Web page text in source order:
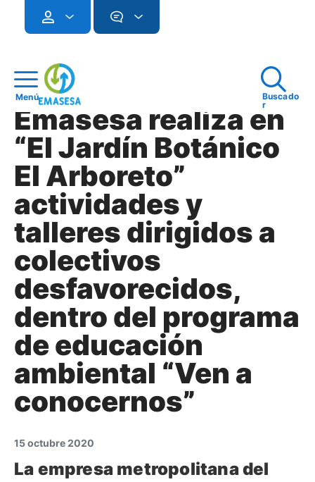
Menú
Buscado
r
Emasesa realiza en
“El Jardín Botánico
El Arboreto”
actividades y
talleres dirigidos a
colectivos
desfavorecidos,
dentro del programa
de educación
ambiental “Ven a
conocernos”
15 octubre 2020
La empresa metropolitana del